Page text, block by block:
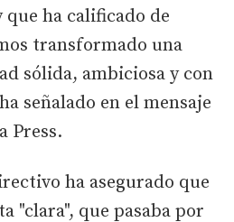
que ha calificado de
transformado una
sólida, ambiciosa y con
señalado en el mensaje
Press.
ha asegurado que
"clara", que pasaba por